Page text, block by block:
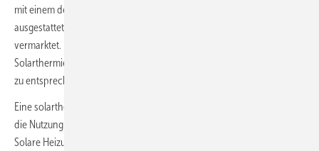
mit einem deutlich schlechteren
ausgestattet ist, werden gebäude- und fassadenintegrierte Systeme
vermarktet. Dies wäre ein erster Ansatz, der Wärmequelle
Solarthermie im Kontext eines integralen Planungsansatzes nachhaltig
zu entsprechen.
Eine solarthermische Anlage ist eine
die Nutzung von vorhandener Solarwärme auf direktem Wege erlaubt.
Solare Heizungsunterstützung funktioniert nicht nach verordneten